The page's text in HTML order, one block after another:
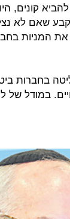
קונים,
שאם לא
בחברות
במודל של